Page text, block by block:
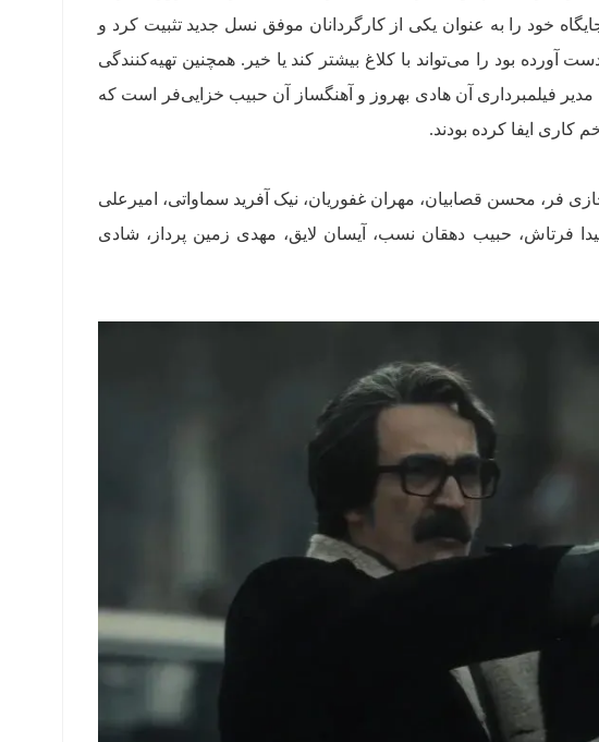
خود را به‌ عنوان یکی از کارگردانان موفق نسل جدید تثبیت کرد و
آورده بود را می‌تواند با کلاغ بیشتر کند یا خیر. همچنین تهیه‌کنندگی
فیلمبرداری آن هادی بهروز و آهنگساز آن حبیب خزایی‌فر است که
ایفا کرده بودند.
فر، محسن قصابیان، مهران غفوریان، نیک آفرید سماواتی، امیرعلی
فرتاش، حبیب دهقان نسب، آیسان لایق، مهدی زمین پرداز، شادی